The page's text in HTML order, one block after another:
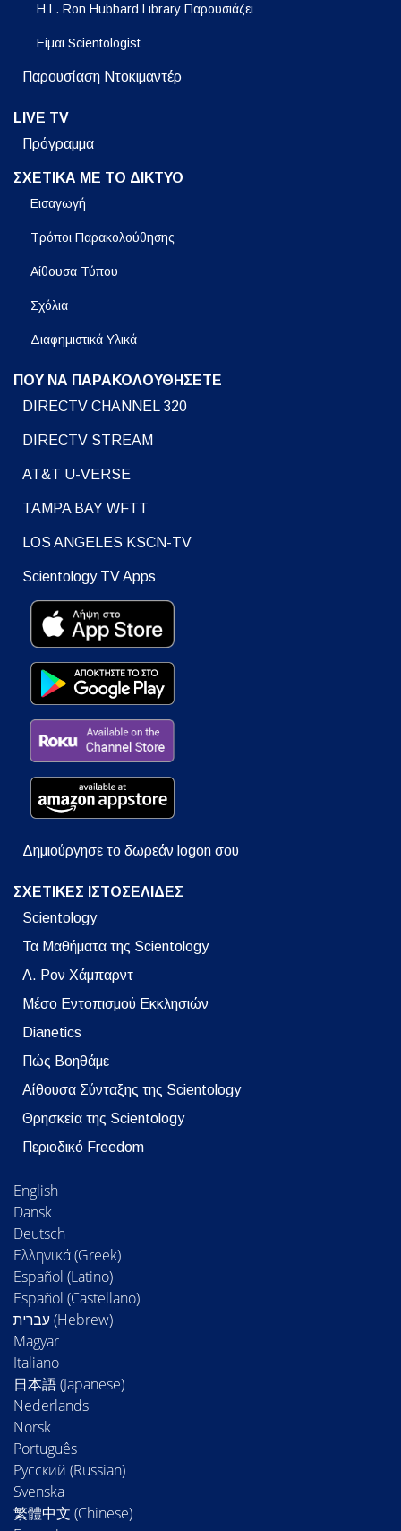
Η L. Ron Hubbard Library Παρουσιάζει
Είμαι Scientologist
Παρουσίαση Ντοκιμαντέρ
LIVE TV
Πρόγραμμα
ΣΧΕΤΙΚΑ ΜΕ ΤΟ ΔΙΚΤΥΟ
Εισαγωγή
Τρόποι Παρακολούθησης
Αίθουσα Τύπου
Σχόλια
Διαφημιστικά Υλικά
ΠΟΥ ΝΑ ΠΑΡΑΚΟΛΟΥΘΗΣΕΤΕ
DIRECTV CHANNEL 320
DIRECTV STREAM
AT&T U-VERSE
TAMPA BAY WFTT
LOS ANGELES KSCN-TV
Scientology TV Apps
Δημιούργησε το δωρεάν logon σου
ΣΧΕΤΙΚΕΣ ΙΣΤΟΣΕΛΙΔΕΣ
Scientology
Τα Μαθήματα της Scientology
Λ. Ρον Χάμπαρντ
Μέσο Εντοπισμού Εκκλησιών
Dianetics
Πώς Βοηθάμε
Αίθουσα Σύνταξης της Scientology
Θρησκεία της Scientology
Περιοδικό Freedom
English
Dansk
Deutsch
Ελληνικά (Greek)
Español (Latino)
Español (Castellano)
Magyar
Italiano
日本語 (Japanese)
Nederlands
Norsk
Português
Русский (Russian)
Svenska
繁體中文 (Chinese)